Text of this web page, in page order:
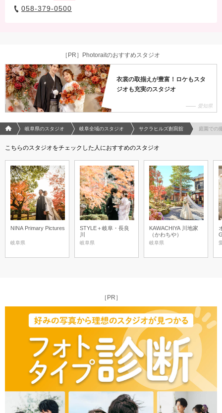
058-379-0500
［PR］Photoraitのおすすめスタジオ
衣裳の取揃えが豊富！ロケもスタ
ジオも充実のスタジオ
愛知県
フォトウエディング/結婚写真のPhotorait ホーム
岐阜県のスタジオ 岐阜全域のスタジオ サクラヒルズ創寫舘 庭園での
こちらのスタジオをチェックした人におすすめのスタジオ
NINA Primary Pictures
岐阜県
STYLE＋岐阜・長良
川
岐阜県
KAWACHIYA 川地家
（かわちや）
岐阜県
［PR］